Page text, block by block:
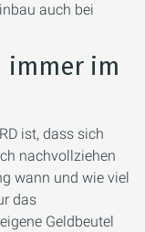
auch bei
immer im
ist, dass sich
nachvollziehen
wann und wie viel
das
Geldbeutel